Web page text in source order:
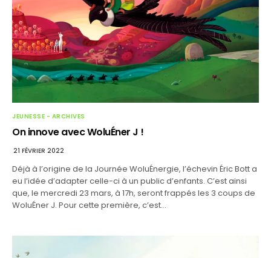
JEUNESSE - ARCHIVES
On innove avec WoluÉner J !
21 FÉVRIER 2022
Déjà à l’origine de la Journée WoluÉnergie, l’échevin Éric Bott a
eu l’idée d’adapter celle-ci à un public d’enfants. C’est ainsi
que, le mercredi 23 mars, à 17h, seront frappés les 3 coups de
WoluÉner J. Pour cette première, c’est…